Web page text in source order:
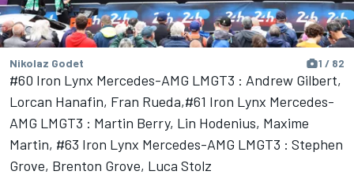
Nikolaz Godet 1 / 82
#60 Iron Lynx Mercedes-AMG LMGT3 : Andrew Gilbert,
Lorcan Hanafin, Fran Rueda,#61 Iron Lynx Mercedes-
AMG LMGT3 : Martin Berry, Lin Hodenius, Maxime
Martin, #63 Iron Lynx Mercedes-AMG LMGT3 : Stephen
Grove, Brenton Grove, Luca Stolz